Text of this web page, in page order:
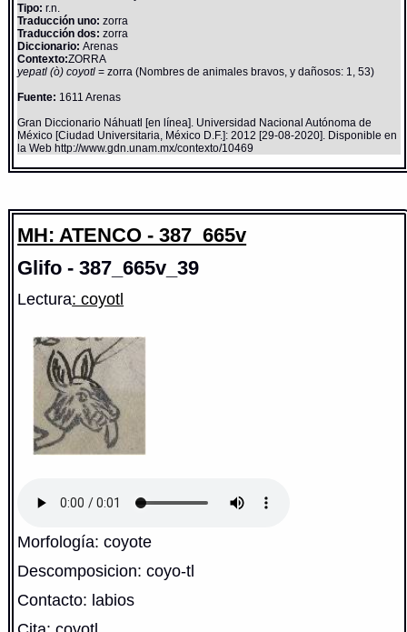
Tipo: r.n.
Traducción uno: zorra
Traducción dos: zorra
Diccionario:Arenas
Contexto:ZORRA
yepatl (ò) coyotl= zorra (Nombres de animales bravos, y dañosos: 1, 53)
Fuente: 1611 Arenas
Gran Diccionario Náhuatl [en línea]. Universidad Nacional Autónoma de
México [Ciudad Universitaria, México D.F.]: 2012 [29-08-2020]. Disponible en
la Web http://www.gdn.unam.mx/contexto/10469
MH: ATENCO - 387_665v
Glifo - 387_665v_39
Lectura: coyotl
Morfología: coyote
Descomposicion: coyo-tl
Contacto: labios